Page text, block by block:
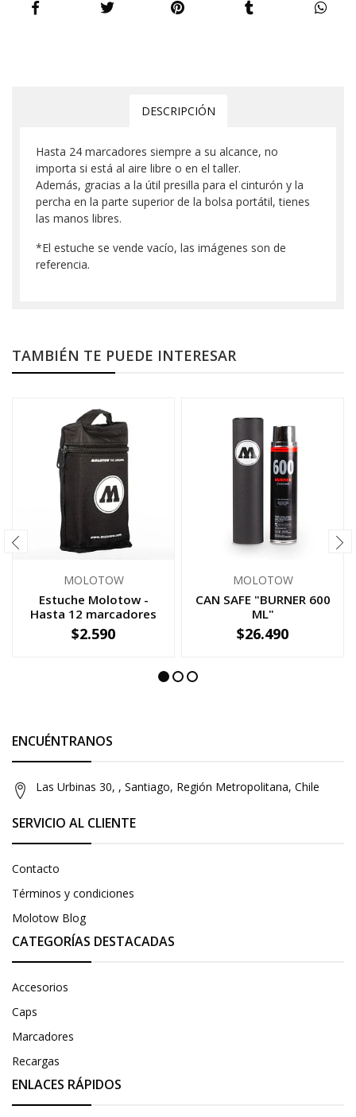
DESCRIPCIÓN
Hasta 24 marcadores siempre a su alcance, no
importa si está al aire libre o en el taller.
Además, gracias a la útil presilla para el cinturón y la
percha en la parte superior de la bolsa portátil, tienes
las manos libres.
*El estuche se vende vacío, las imágenes son de
referencia.
TAMBIÉN TE PUEDE INTERESAR
MOLOTOW
Estuche Molotow -
Hasta 12 marcadores
+
$2.590
MOLOTOW
CAN SAFE "BURNER 600
ML"
+
$26.490
ENCUÉNTRANOS
Las Urbinas 30, , Santiago, Región Metropolitana, Chile
SERVICIO AL CLIENTE
Contacto
Términos y condiciones
Molotow Blog
CATEGORÍAS DESTACADAS
Accesorios
Caps
Marcadores
Recargas
ENLACES RÁPIDOS